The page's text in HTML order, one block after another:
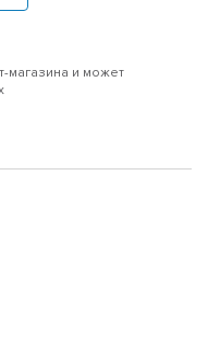
магазина и может